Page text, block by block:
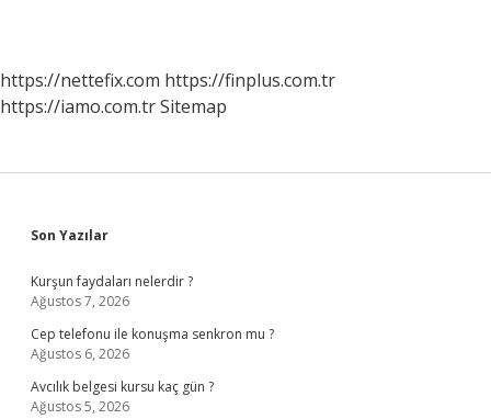
https://nettefix.com https://finplus.com.tr
https://iamo.com.trSitemap
Sidebar
Son Yazılar
Kurşun faydaları nelerdir ?
Ağustos 7, 2026
Cep telefonu ile konuşma senkron mu ?
Ağustos 6, 2026
Avcılık belgesi kursu kaç gün ?
Ağustos 5, 2026